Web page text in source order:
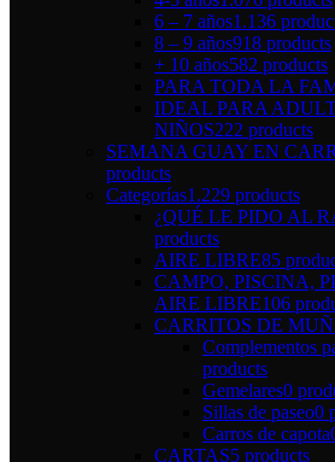
6 – 7 años1.136
8 – 9 años918 products
+ 10 años582 products
PARA TODA LA
IDEAL PARA
NIÑOS222 products
SEMANA GUAY EN
products
Categorías1.229 products
¿QUÉ LE PIDO AL
products
AIRE LIBRE85
CAMPO, PISCINA,
AIRE LIBRE106
CARRITOS DE
Complementos
products
Gemelares0
Sillas de paseo0
Carros de capota
CARTAS5 products